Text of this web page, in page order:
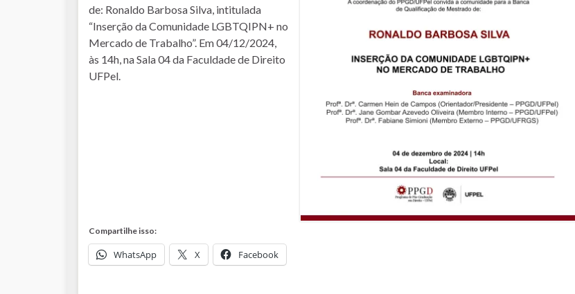
de: Ronaldo Barbosa Silva, intitulada
“Inserção da Comunidade LGBTQIPN+ no
Mercado de Trabalho”. Em 04/12/2024,
às 14h, na Sala 04 da Faculdade de Direito
UFPel.
Compartilhe isso:
WhatsApp X Facebook